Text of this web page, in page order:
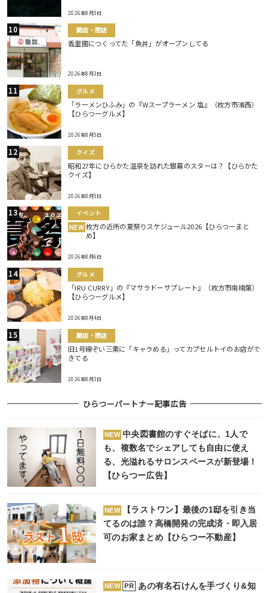
2026年8月5日
開店・閉店
香里園につくってた「魚丼」がオープンしてる
2026年8月3日
グルメ
「ラーメンひふみ」の『Wスープラーメン 塩』（枚方市渚西）
【ひらつーグルメ】
2026年8月5日
クイズ
昭和27年にひらかた温泉を訪れた銀幕のスターは？【ひらかた
クイズ】
2026年8月5日
イベント
NEW 枚方の近所の夏祭りスケジュール2026【ひらつーまと
め】
2026年8月6日
グルメ
「IRU CURRY」の『マサラドーサプレート』（枚方市南楠葉）
【ひらつーグルメ】
2026年8月4日
開店・閉店
旧1号線ぞい三栗に「キャラめる」ってカプセルトイのお店がで
きてる
2026年8月3日
ひらつーパートナー記事広告
NEW 中央図書館のすぐそばに、1人で
も、複数名でシェアしても自由に使え
る、光溢れるサロンスペースが新登場！
【ひらつー広告】
NEW
【ラストワン】最後の1邸を引き当
てるのは誰？高橋開発の完成済・即入居
可のお家まとめ【ひらつー不動産】
NEW PR あの有名石けんを手づくり&知